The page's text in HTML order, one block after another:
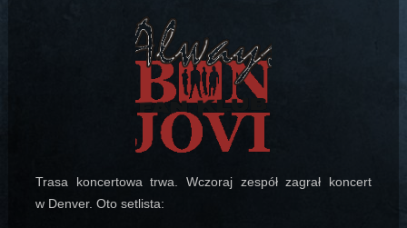
Trasa koncertowa trwa. Wczoraj zespół zagrał koncert
w Denver. Oto setlista: